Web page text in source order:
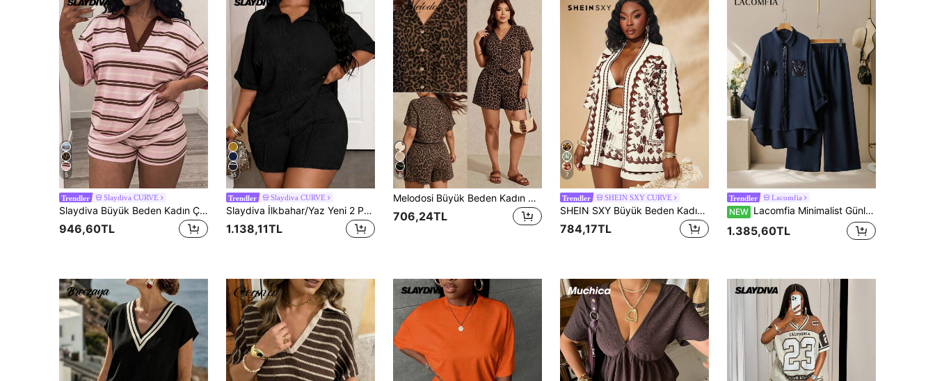
5
Trendler Slaydiva CURVE
Slaydiva Büyük Beden Kadın Çizgili Kısa Kollu Tişört ve Şort Günlük 2 Parça Takım
946,60TL
15
Trendler Slaydiva CURVE
Slaydiva İlkbahar/Yaz Yeni 2 Parçalı Takım: Bol Kesim Yakalı, Kıvrık Paçalı Tişört Üst ve Vücuda Oturan Şort, Örme Esnek Kumaş, Günlük/Plaj/Spor, Büyük Beden - Kahverengi, Yazlık Kıyafetler
1.138,11TL
8
Melodosi Büyük Beden Kadın V Yaka Leopar Desenli Üst ve Şort Günlük Rahat Set
706,24TL
7
Trendler SHEIN SXY CURVE
SHEIN SXY Büyük Beden Kadınlar İçin İlkbahar ve Yaz Şık Seksi Tatil Çiçek Desenli Plaj Takımı, Kısa Kollu Gömlek ve Lastikli Bel Şorttan Oluşan 2 Parça Set, Günlük Kullanıma Uygun, İki Parça Kadın Tatil Takımı, Boho, Bohem, Gezinti, Tatil Köyü, Plaj Tatili, Tatil, Deniz Kenarı, Batı Tarzı Giyim, Müzik Festivali, Konser, Karnaval Partisi, Katmanlı, Randevu Gecesi, Ibiza, Nashville, Mola, Mütevazı, Şık, Kulüp, Sevimli, Günlük, Alışveriş, Sokak Giyim, Dışarı Çıkma, Kolay Kombinlenir ve İnce Görünür, Vücudunuzu Vurgular, Figürü Güzelleştirir
784,17TL
Trendler Lacomfia
NEW Lacomfia Minimalist Günlük Düz Renk Patchwork Boncuklu Gömlek Yakalı Uzun Kollu Dar Regular Gömlek ve Düz Renk Lastikli Bel Geniş Paça Pantolon Bahar ve Sonbahar Büyük Beden 2 Parça Takım
1.385,60TL